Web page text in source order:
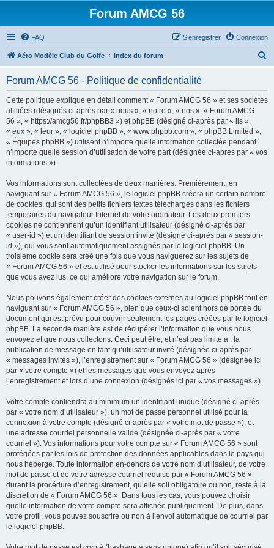
Forum AMCG 56
FAQ Connexion
S’enregistrer
Aéro Modèle Club du Golfe Index du forum
h
Forum AMCG 56 - Politique de confidentialité
Cette politique explique en détail comment « Forum AMCG 56 » et ses sociétés
affiliées (désignés ci-après par « nous », « notre », « nos », « Forum AMCG
56 », « https://amcg56.fr/phpBB3 ») et phpBB (désigné ci-après par « ils »,
« eux », « leur », « logiciel phpBB », « www.phpbb.com », « phpBB Limited »,
« Équipes phpBB ») utilisent n’importe quelle information collectée pendant
n’importe quelle session d’utilisation de votre part (désignée ci-après par « vos
informations »).
Vos informations sont collectées de deux manières. Premièrement, en
naviguant sur « Forum AMCG 56 », le logiciel phpBB créera un certain nombre
de cookies, qui sont des petits fichiers textes téléchargés dans les fichiers
temporaires du navigateur Internet de votre ordinateur. Les deux premiers
cookies ne contiennent qu’un identifiant utilisateur (désigné ci-après par
« user-id ») et un identifiant de session invité (désigné ci-après par « session-
id »), qui vous sont automatiquement assignés par le logiciel phpBB. Un
troisième cookie sera créé une fois que vous naviguerez sur les sujets de
« Forum AMCG 56 » et est utilisé pour stocker les informations sur les sujets
que vous avez lus, ce qui améliore votre navigation sur le forum.
Nous pouvons également créer des cookies externes au logiciel phpBB tout en
naviguant sur « Forum AMCG 56 », bien que ceux-ci soient hors de portée du
document qui est prévu pour couvrir seulement les pages créées par le logiciel
phpBB. La seconde manière est de récupérer l’information que vous nous
envoyez et que nous collectons. Ceci peut être, et n’est pas limité à : la
publication de message en tant qu’utilisateur invité (désignée ci-après par
« messages invités »), l’enregistrement sur « Forum AMCG 56 » (désignée ici
par « votre compte ») et les messages que vous envoyez après
l’enregistrement et lors d’une connexion (désignés ici par « vos messages »).
Votre compte contiendra au minimum un identifiant unique (désigné ci-après
par « votre nom d’utilisateur »), un mot de passe personnel utilisé pour la
connexion à votre compte (désigné ci-après par « votre mot de passe »), et
une adresse courriel personnelle valide (désignée ci-après par « votre
courriel »). Vos informations pour votre compte sur « Forum AMCG 56 » sont
protégées par les lois de protection des données applicables dans le pays qui
nous héberge. Toute information en-dehors de votre nom d’utilisateur, de votre
mot de passe et de votre adresse courriel requise par « Forum AMCG 56 »
durant la procédure d’enregistrement, qu’elle soit obligatoire ou non, reste à la
discrétion de « Forum AMCG 56 ». Dans tous les cas, vous pouvez choisir
quelle information de votre compte sera affichée publiquement. De plus, dans
votre profil, vous pouvez souscrire ou non à l’envoi automatique de courriel par
le logiciel phpBB.